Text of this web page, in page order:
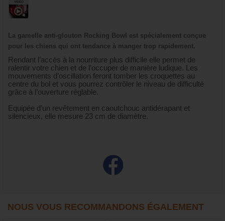
La gamelle anti-glouton Rocking Bowl est spécialement conçue
pour les chiens qui ont tendance à manger trop rapidement.
Rendant l’accès à la nourriture plus difficile elle permet de
ralentir votre chien et de l’occuper de manière ludique. Les
mouvements d’oscillation feront tomber les croquettes au
centre du bol et vous pourrez contrôler le niveau de difficulté
grâce à l’ouverture réglable.
Equipée d’un revêtement en caoutchouc antidérapant et
silencieux, elle mesure 23 cm de diamètre.
NOUS VOUS RECOMMANDONS ÉGALEMENT